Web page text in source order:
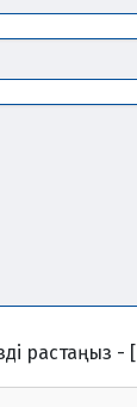
растаңыз - [